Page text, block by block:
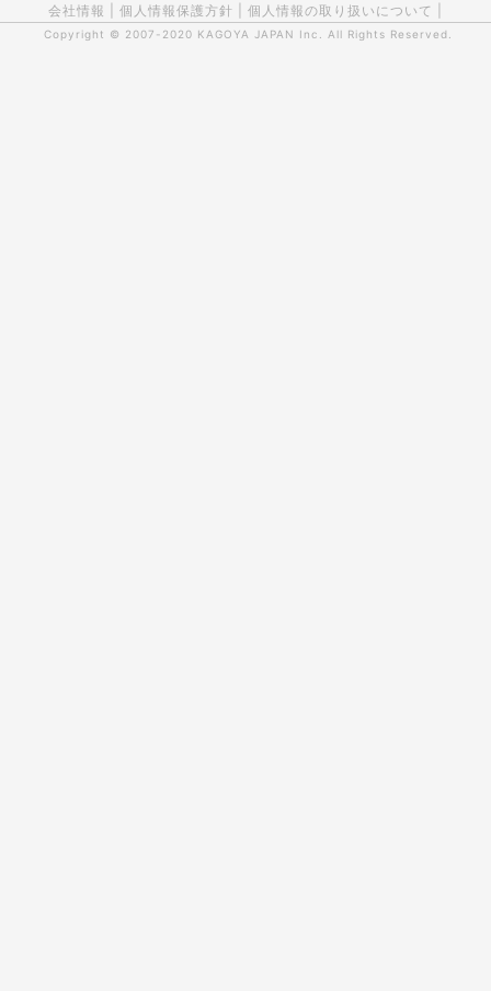
会社情報 個人情報保護方針 個人情報の取り扱いについて
Copyright © 2007-2020 KAGOYA JAPAN Inc. All Rights Reserved.